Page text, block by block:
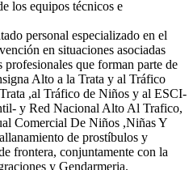
los equipos técnicos e
personal especializado en el
en situaciones asociadas
profesionales que forman parte de
Alto a la Trata y al Tráfico
,al Tráfico de Niños y al ESCI-
y Red Nacional Alto Al Trafico,
Comercial De Niños ,Niñas Y
de prostíbulos y
frontera, conjuntamente con la
y Gendarmeria.